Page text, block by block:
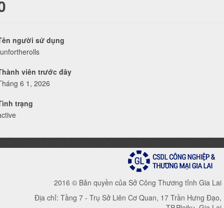
người sử dụng
viên trước đây
6 1, 2026
trạng
2016 © Bản quyền của Sở Công Thương tỉnh Gia Lai
Địa chỉ: Tầng 7 - Trụ Sở Liên Cơ Quan, 17 Trần Hưng Đạo,